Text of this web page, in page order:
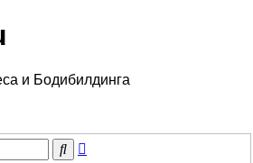
и Бодибилдинга
Поиск